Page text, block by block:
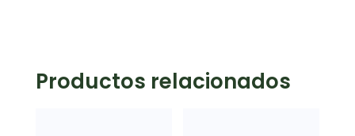
Productos relacionados